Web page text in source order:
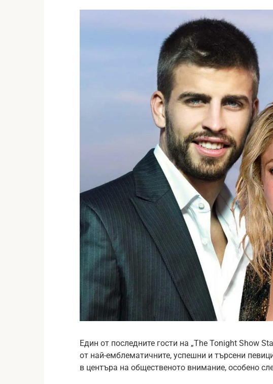
Един от последните гости на „The Tonight Show
от най-емблематичните, успешни и търсени
в центъра на общественото внимание, особено